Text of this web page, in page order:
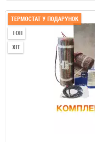
ТЕРМОСТАТ У ПОДАРУНОК
ТОП
ХІТ